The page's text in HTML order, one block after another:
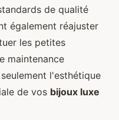
de qualité
également réajuster
les petites
maintenance
l'esthétique
de vos bijoux luxe